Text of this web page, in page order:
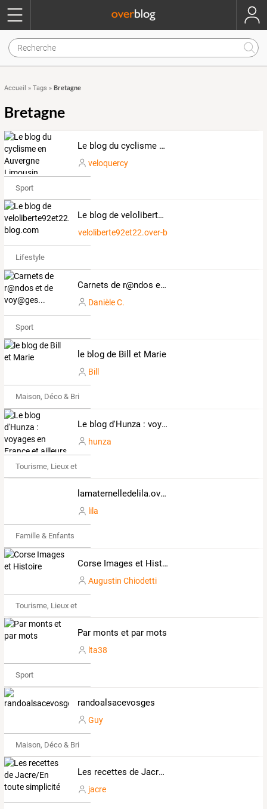
Accueil » Tags » Bretagne
Bretagne
Le blog du cyclisme en Auvergne Limousin
veloquercy
Sport
Le blog de veloliberte92et22.over-blog.com
veloliberte92et22.over-blog.com
Lifestyle
Carnets de r@ndos et de voy@ges...
Danièle C.
Sport
le blog de Bill et Marie
Bill
Maison, Déco & Bricolage
Le blog d'Hunza : voyages en France et ailleurs
hunza
Tourisme, Lieux et Événements
lamaternelledelila.over-blog.com
lila
Famille & Enfants
Corse Images et Histoire
Augustin Chiodetti
Tourisme, Lieux et Événements
Par monts et par mots
lta38
Sport
randoalsacevosges
Guy
Maison, Déco & Bricolage
Les recettes de Jacre/En toute simplicité
jacre